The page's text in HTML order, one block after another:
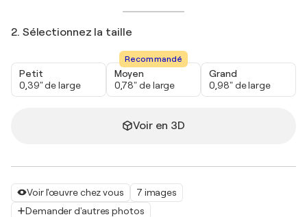
Voir l'œuvre chez vous
7 images
Demander d'autres photos
2. Sélectionnez la taille
Petit
0,39" de large
Recommandé
Moyen
0,78" de large
Grand
0,98" de large
Voir en 3D